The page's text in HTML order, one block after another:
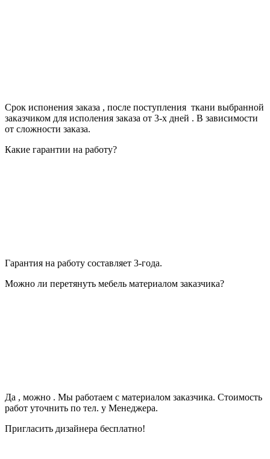
Срок испонения заказа , после поступления ткани выбранной
заказчиком для исполения заказа от 3-х дней . В зависимости
от сложности заказа.
Какие гарантии на работу?
Гарантия на работу составляет 3-года.
Можно ли перетянуть мебель материалом заказчика?
Да , можно . Мы работаем с материалом заказчика. Стоимость
работ уточнить по тел. у Менеджера.
Пригласить дизайнера бесплатно!